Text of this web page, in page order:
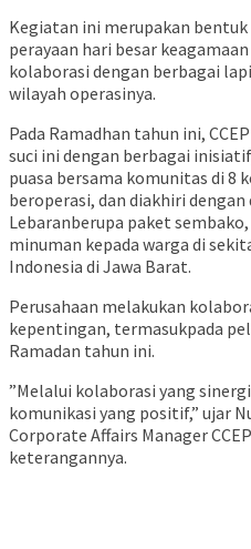
Kegiatan ini merupakan
perayaan hari besar
kolaborasi dengan berbagai
wilayah operasinya.
Pada Ramadhan tahun ini,
suci ini dengan berbagai
puasa bersama komunitas di 8
beroperasi, dan diakhiri
Lebaranberupa paket
minuman kepada warga di
Indonesia di Jawa Barat.
Perusahaan melakukan
kepentingan, termasukpada
Ramadan tahun ini.
”Melalui kolaborasi yang
komunikasi yang positif,” ujar
Corporate Affairs Manager
keterangannya.